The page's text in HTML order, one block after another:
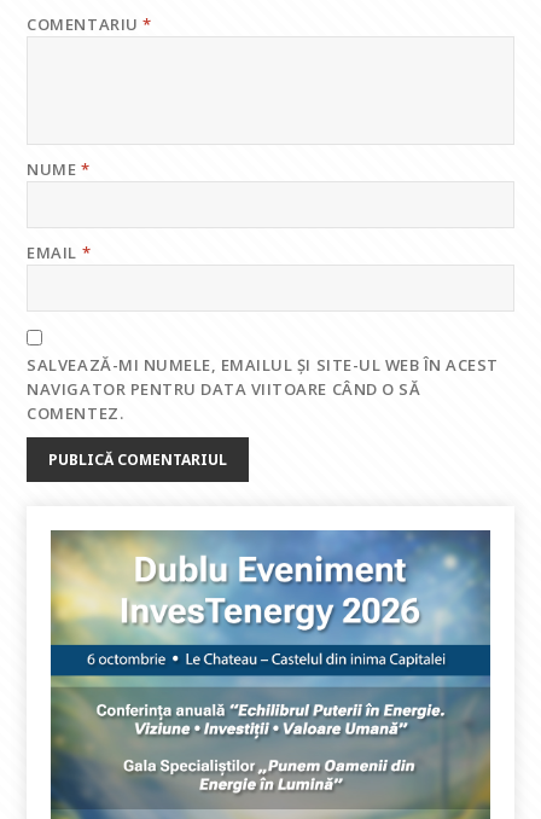
COMENTARIU*
NUME*
EMAIL *
SALVEAZĂ-MI NUMELE, EMAILUL ȘI SITE-UL WEB ÎN ACEST
NAVIGATOR PENTRU DATA VIITOARE CÂND O SĂ
COMENTEZ.